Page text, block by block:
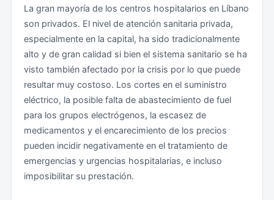
manifestaciones o concentraciones de personas, se
insta a alejarse de las zonas afectadas sin involucrarse
en cualquier incidente que se pueda producir.
Seguridad ciudadana
Los niveles de delincuencia común en Líbano han sido
tradicionalmente relativamente bajos en comparación
con otros países. No obstante, desde el comienzo de
la crisis económica se ha detectado un aumento de la
criminalidad y puede existir el riesgo de robo a
personas y vehículos. En consecuencia, se
encuentren en Líbano que abandonen el país haciendo
uso de los medios disponibles.. Para aquellos que se
encuentren en el país se aconseja presten especial
atención y guarden adecuadamente su documentación
española (especialmente pasaporte y DNI). Se
recomienda hacer fotocopias del pasaporte y
desplazarse siempre con ellas en el interior del país. Se
están registrando dificultades y demoras para la
denuncia ante las autoridades libanesas del extravío o
robo de documentación, que pueden ocasionar la
imposibilidad de salir del país en el tiempo previsto
inicialmente.
La gran mayoría de los centros hospitalarios en Líbano
son privados. El nivel de atención sanitaria privada,
especialmente en la capital, ha sido tradicionalmente
alto y de gran calidad si bien el sistema sanitario se ha
visto también afectado por la crisis por lo que puede
resultar muy costoso. Los cortes en el suministro
eléctrico, la posible falta de abastecimiento de fuel
para los grupos electrógenos, la escasez de
medicamentos y el encarecimiento de los precios
pueden incidir negativamente en el tratamiento de
emergencias y urgencias hospitalarias, e incluso
imposibilitar su prestación.